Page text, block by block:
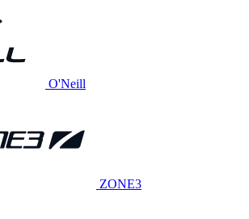
O'Neill
ZONE3